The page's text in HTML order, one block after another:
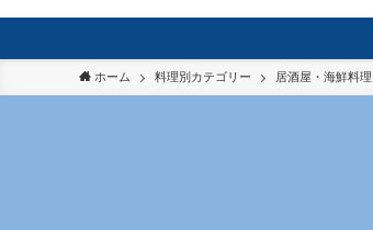
ホーム 料理別カテゴリー 居酒屋・海鮮料理